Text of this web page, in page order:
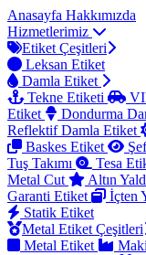
Anasayfa Hakkımızda
Hizmetlerimiz
Etiket Çeşitleri
Leksan Etiket
Damla Etiket
Tekne Etiketi
Etiket
Dondurma
Reflektif Damla Etiket
Baskes Etiket
Tuş Takımı
Tesa
Metal Cut
Altın
Garanti Etiket
İçten
Statik Etiket
Metal Etiket Çeşitleri
Metal Etiket